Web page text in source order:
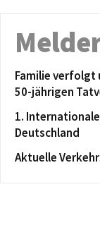
Familie verfolgt
50-jährigen
1.
Deutschland
Aktuelle